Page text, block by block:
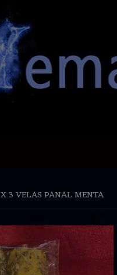
X 3 VELAS PANAL MENTA